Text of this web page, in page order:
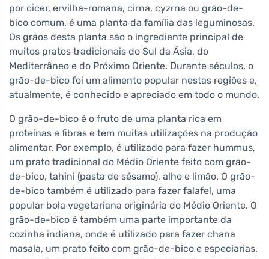
por cicer, ervilha-romana, cirna, cyzrna ou grão-de-
bico comum, é uma planta da família das leguminosas.
Os grãos desta planta são o ingrediente principal de
muitos pratos tradicionais do Sul da Ásia, do
Mediterrâneo e do Próximo Oriente. Durante séculos, o
grão-de-bico foi um alimento popular nestas regiões e,
atualmente, é conhecido e apreciado em todo o mundo.
O grão-de-bico é o fruto de uma planta rica em
proteínas e fibras e tem muitas utilizações na produção
alimentar. Por exemplo, é utilizado para fazer hummus,
um prato tradicional do Médio Oriente feito com grão-
de-bico, tahini (pasta de sésamo), alho e limão. O grão-
de-bico também é utilizado para fazer falafel, uma
popular bola vegetariana originária do Médio Oriente. O
grão-de-bico é também uma parte importante da
cozinha indiana, onde é utilizado para fazer chana
masala, um prato feito com grão-de-bico e especiarias,